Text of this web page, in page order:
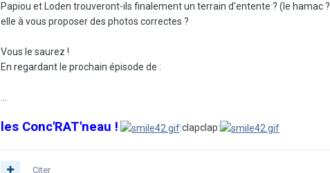
Papiou et Loden trouveront-ils finalement un terrain d'entente ? (le hamac ?
elle à vous proposer des photos correctes ?
Vous le saurez !
En regardant le prochain épisode de :
les Conc'RAT'neau ! :clapclap:
Citer